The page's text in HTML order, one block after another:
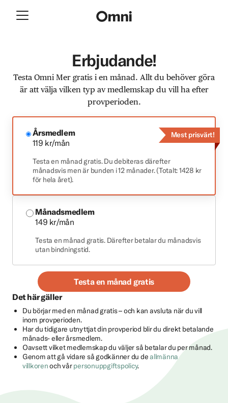
Erbjudande!
Testa Omni Mer gratis i en månad. Allt du behöver göra
är att välja vilken typ av medlemskap du vill ha efter
provperioden.
Årsmedlem
119 kr/mån
Testa en månad gratis. Du debiteras därefter
månadsvis men är bunden i 12 månader. (Totalt: 1428 kr
för hela året).
Mest prisvärt!
Månadsmedlem
149 kr/mån
Testa en månad gratis. Därefter betalar du månadsvis
utan bindningstid.
Testa en månad gratis
Det här gäller
Du börjar med en månad gratis – och kan avsluta när du vill
inom provperioden.
Har du tidigare utnyttjat din provperiod blir du direkt betalande
månads- eller årsmedlem.
Oavsett vilket medlemskap du väljer så betalar du per månad.
Genom att gå vidare så godkänner du deallmänna
villkorenoch vårpersonuppgiftspolicy.